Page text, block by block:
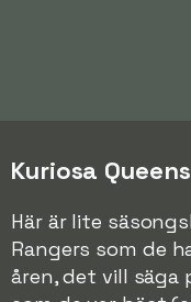
Kuriosa
Här är lite
Rangers som de
åren, det vill säga